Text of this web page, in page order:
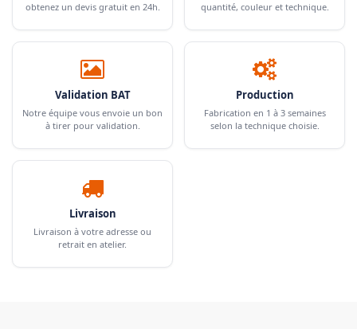
obtenez un devis gratuit en 24h.
quantité, couleur et technique.
Validation BAT
Notre équipe vous envoie un bon
à tirer pour validation.
Production
Fabrication en 1 à 3 semaines
selon la technique choisie.
Livraison
Livraison à votre adresse ou
retrait en atelier.